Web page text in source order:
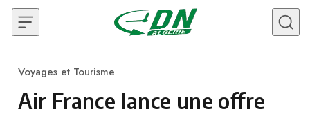
Skip to content
Category
Voyages et Tourisme
Air France lance une offre